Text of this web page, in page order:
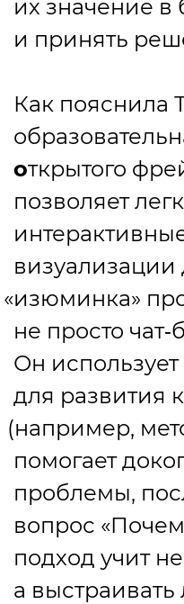
их значение в
и принять
Как пояснила
открытого
позволяет
«изюминка»
не просто
Он
для развития
(например,
помогает
проблемы,
вопрос «
подход учит
а